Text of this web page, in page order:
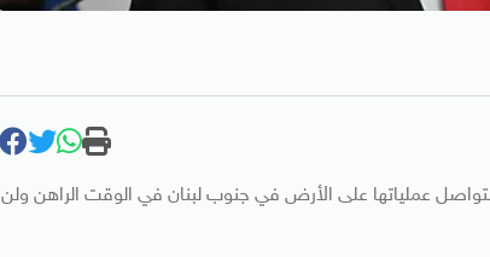
عملياتها على الأرض في جنوب لبنان في الوقت الراهن ولن